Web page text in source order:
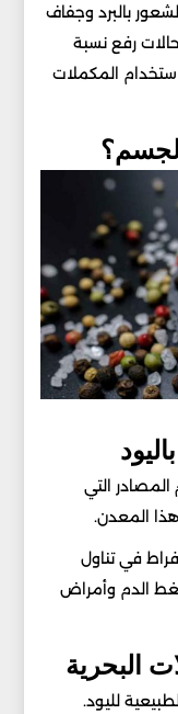
بالبرد وجفاف
رفع نسبة
المكملات
التي
هذا المعدن.
في تناول
الدم وأمراض
لليود.